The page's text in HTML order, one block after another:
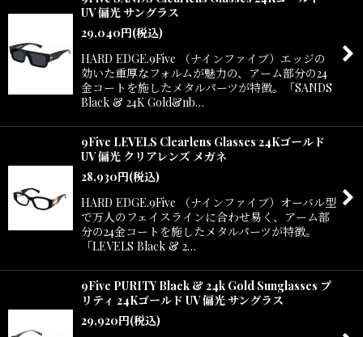
UV 偏光 サングラス
29,040円(税込)
HARD EDGE.9Five （ナインファイブ）エッジの
効いた重厚なフォルムが魅力の、アーム部分の24
金コートを施したメタルパーツが特徴。「SANDS
Black & 24K Gold&nb…
9Five LEVELS Clearlens Glasses 24Kゴールド
UV 偏光 クリアレンズ メガネ
28,930円(税込)
HARD EDGE.9Five （ナインファイブ）オーバル型
で万人のフェイスラインに合わせ易く、アーム部
分の24金コートを施したメタルパーツが特徴。
「LEVELS Black & 2…
9Five PURITY Black & 24k Gold Sunglasses プ
リティ 24Kゴールド UV 偏光 サングラス
29,920円(税込)